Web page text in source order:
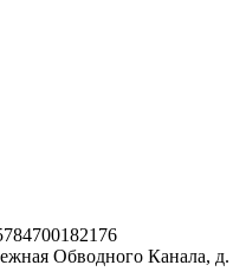
Обводного Канала, д.